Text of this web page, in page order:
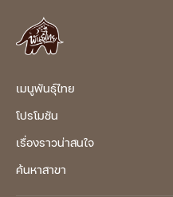
เมนูพันธุ์ไทย
โปรโมชัน
เรื่องราวน่าสนใจ
ค้นหาสาขา